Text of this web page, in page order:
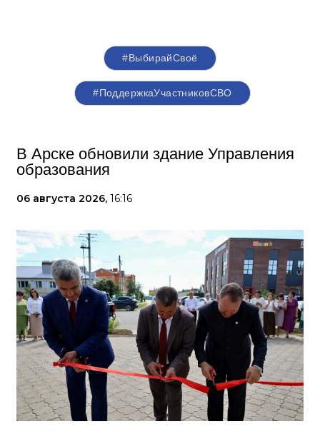
#ВыбирайСвоё
#ПоддержкаУчастниковСВО
В Арске обновили здание Управления
образования
06 августа 2026, 16:16